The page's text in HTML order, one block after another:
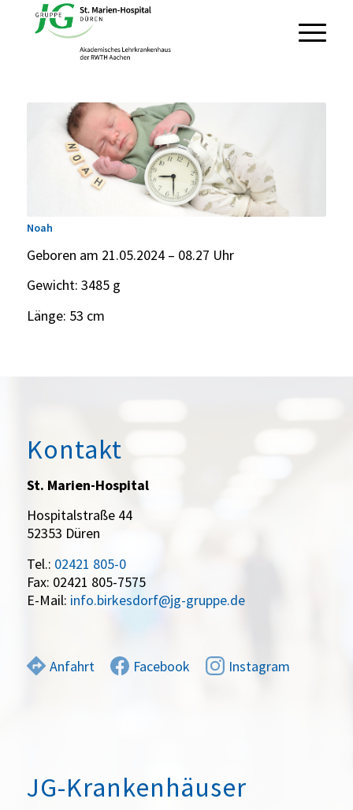
Noah
Geboren am 21.05.2024 – 08.27 Uhr
Gewicht: 3485 g
Länge: 53 cm
Kontakt
St. Marien-Hospital
Hospitalstraße 44
52353 Düren
Tel.: 02421 805-0
Fax: 02421 805-7575
E-Mail: info.birkesdorf@jg-gruppe.de
Anfahrt Facebook Instagram
JG-Krankenhäuser